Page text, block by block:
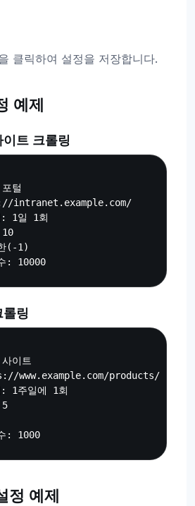
클릭하여 설정을 저장합니다.
예제
트 크롤링
털
intranet.example.com/
: 1일 1회
(-1)
링
이트
www.example.com/products/
: 1주일에 1회
정 예제